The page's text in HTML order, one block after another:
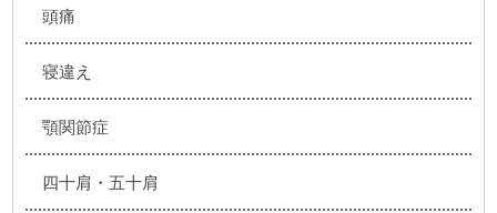
頭痛
寝違え
顎関節症
四十肩・五十肩